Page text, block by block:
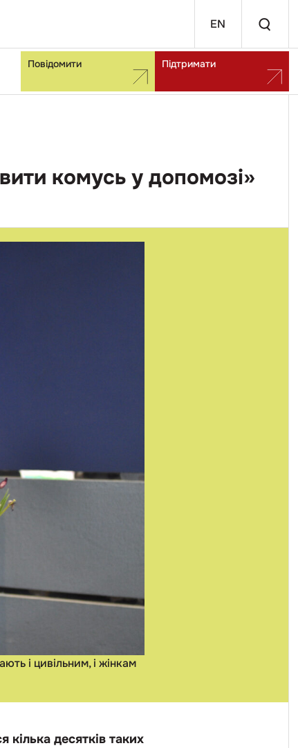
EN
Повідомити Підтримати
комусь у допомозі»
і цивільним, і жінкам
кілька десятків таких